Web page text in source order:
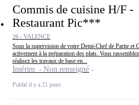
Commis de cuisine H/F -
Restaurant Pic***
26 - VALENCE
Sous la supervision de votre Demi-Chef de Partie et
activement à la préparation des plats. Vous
réalisez les travaux de base en...
Intérim - Non renseigné
Publié il y a 21 jours